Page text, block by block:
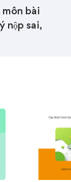
môn bài
nộp sai,